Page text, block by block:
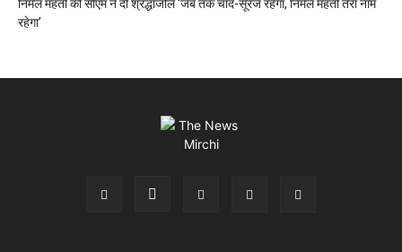
निर्मल महतो को सीएम ने दी श्रद्धांजलि ‘जब तक चांद-सूरज रहेगा, निर्मल महतो तेरा नाम
रहेगा’